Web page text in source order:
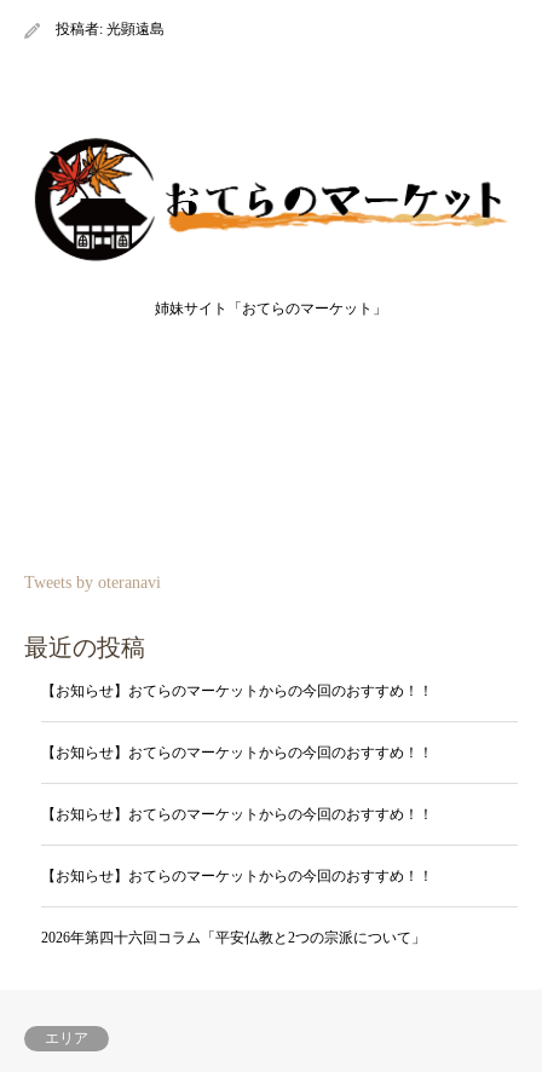
投稿者: 光顕遠島
姉妹サイト「おてらのマーケット」
Tweets by oteranavi
最近の投稿
【お知らせ】おてらのマーケットからの今回のおすすめ！！
【お知らせ】おてらのマーケットからの今回のおすすめ！！
【お知らせ】おてらのマーケットからの今回のおすすめ！！
【お知らせ】おてらのマーケットからの今回のおすすめ！！
2026年第四十六回コラム「平安仏教と2つの宗派について」
エリア